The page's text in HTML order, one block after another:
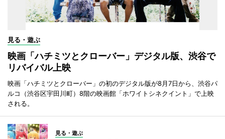
見る・遊ぶ
映画「ハチミツとクローバー」デジタル版、渋谷で
リバイバル上映
映画「ハチミツとクローバー」の初のデジタル版が8月7日から、渋谷パ
ルコ（渋谷区宇田川町）8階の映画館「ホワイトシネクイント」で上映
される。
見る・遊ぶ